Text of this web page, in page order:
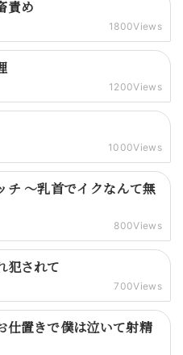
責め
1800Views
1200Views
1000Views
チ 〜乳首でイクなんて無
800Views
犯されて
700Views
仕置きで僕は泣いて射精